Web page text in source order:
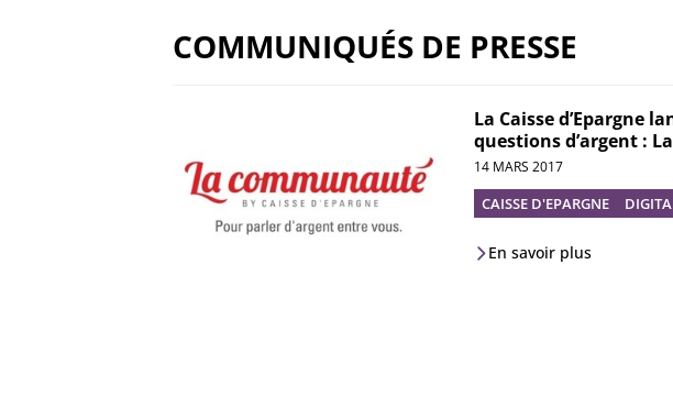
COMMUNIQUÉS DE PRESSE
La Caisse d’Epargne
questions d’argent :
14 MARS 2017
CAISSE D'EPARGNE
En savoir plus